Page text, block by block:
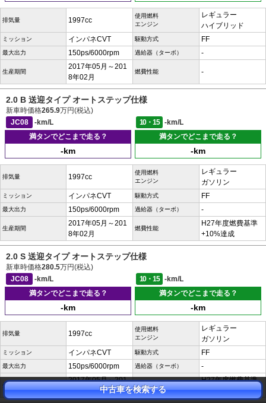
排気量 1997cc
使用燃料
エンジン
レギュラー
ハイブリッド
ミッション インパネCVT 駆動方式 FF
最大出力 150ps/6000rpm 過給器（ターボ） -
生産期間
2017年05月～201
8年02月
燃費性能 -
2.0 B 送迎タイプ オートステップ仕様
新車時価格265.9万円(税込)
JC08
-km/L 10・15
-km/L
満タンでどこまで走る？
-km
満タンでどこまで走る？
-km
排気量 1997cc
使用燃料
エンジン
レギュラー
ガソリン
ミッション インパネCVT 駆動方式 FF
最大出力 150ps/6000rpm 過給器（ターボ） -
生産期間
2017年05月～201
8年02月
燃費性能
H27年度燃費基準
+10%達成
2.0 S 送迎タイプ オートステップ仕様
新車時価格280.5万円(税込)
JC08
-km/L 10・15
-km/L
満タンでどこまで走る？
-km
満タンでどこまで走る？
-km
排気量 1997cc
使用燃料
エンジン
レギュラー
ガソリン
ミッション インパネCVT 駆動方式 FF
最大出力 150ps/6000rpm 過給器（ターボ） -
生産期間
2017年05月～201
8年02月
燃費性能
H27年度燃費基準
+10%達成
中古車を検索する